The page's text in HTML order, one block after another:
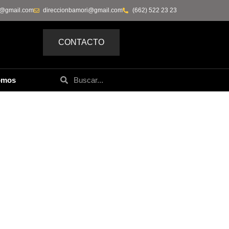
(662) 522 23 23
direccionbamori@gmail.com
CONTACTO